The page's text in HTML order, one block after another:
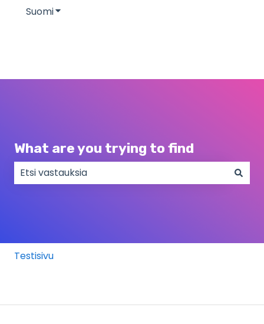
SuomiNäytä käännöksien alavalikko
What are you trying to find
Testisivu